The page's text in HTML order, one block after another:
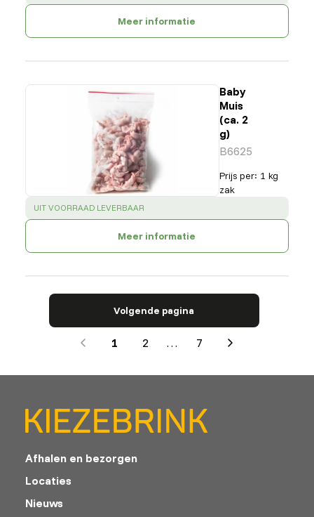
Meer informatie
Baby
Muis
(ca. 2
g)
B6625
Prijs per: 1 kg
zak
SUCCESS:
UIT VOORRAAD LEVERBAAR
Meer informatie
Volgende pagina
1 2 … 7
Next
Afhalen en bezorgen
Locaties
Nieuws